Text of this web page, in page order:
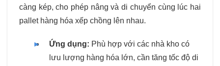
càng kép, cho phép nâng và di chuyển cùng lúc hai
pallet hàng hóa xếp chồng lên nhau.
Ứng dụng: Phù hợp với các nhà kho có
lưu lượng hàng hóa lớn, cần tăng tốc độ di